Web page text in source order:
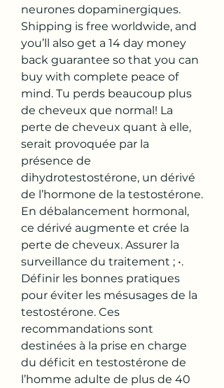
neurones dopaminergiques.
Shipping is free worldwide, and
you’ll also get a 14 day money
back guarantee so that you can
buy with complete peace of
mind. Tu perds beaucoup plus
de cheveux que normal! La
perte de cheveux quant à elle,
serait provoquée par la
présence de
dihydrotestostérone, un dérivé
de l’hormone de la testostérone.
En débalancement hormonal,
ce dérivé augmente et crée la
perte de cheveux. Assurer la
surveillance du traitement ; •.
Définir les bonnes pratiques
pour éviter les mésusages de la
testostérone. Ces
recommandations sont
destinées à la prise en charge
du déficit en testostérone de
l’homme adulte de plus de 40